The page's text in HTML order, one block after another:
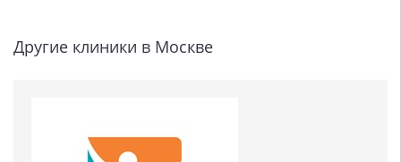
Другие клиники в Москве